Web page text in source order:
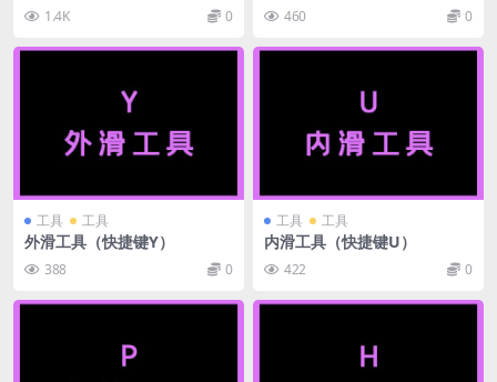
1.4K 0 460 0
工具 工具
外滑工具（快捷键Y）
388 0
工具 工具
内滑工具（快捷键U）
422 0